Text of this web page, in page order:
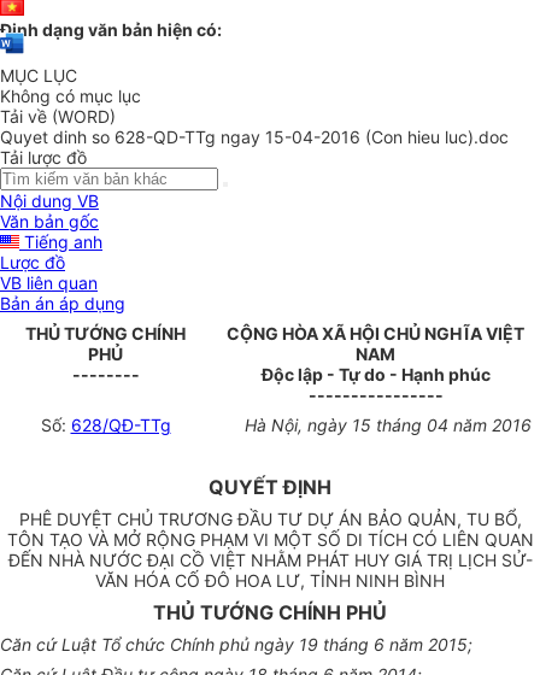
Định dạng văn bản hiện có:
MỤC LỤC
Không có mục lục
Tải về (WORD)
Quyet dinh so 628-QD-TTg ngay 15-04-2016 (Con hieu luc).doc
Tải lược đồ
Nội dung VB
Văn bản gốc
Tiếng anh
Lược đồ
VB liên quan
Bản án áp dụng
THỦ TƯỚNG CHÍNH
PHỦ
--------
CỘNG HÒA XÃ HỘI CHỦ NGHĨA VIỆT
NAM
Độc lập - Tự do - Hạnh phúc
----------------
Số: 628/QĐ-TTg Hà Nội, ngày 15 tháng 04 năm 2016
QUYẾT ĐỊNH
PHÊ DUYỆT CHỦ TRƯƠNG ĐẦU TƯ DỰ ÁN BẢO QUẢN, TU BỔ,
TÔN TẠO VÀ MỞ RỘNG PHẠM VI MỘT SỐ DI TÍCH CÓ LIÊN QUAN
ĐẾN NHÀ NƯỚC ĐẠI CỒ VIỆT NHẰM PHÁT HUY GIÁ TRỊ LỊCH SỬ-
VĂN HÓA CỐ ĐÔ HOA LƯ, TỈNH NINH BÌNH
THỦ TƯỚNG CHÍNH PHỦ
Căn cứ Luật Tổ chức Chính phủ ngày 19 tháng 6 năm 2015;